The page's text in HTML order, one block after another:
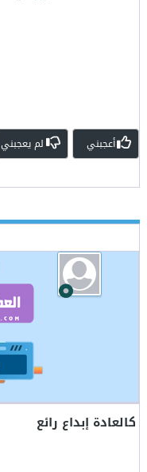
أعجبني لم يعجبني
كالعادة إبداع رائع